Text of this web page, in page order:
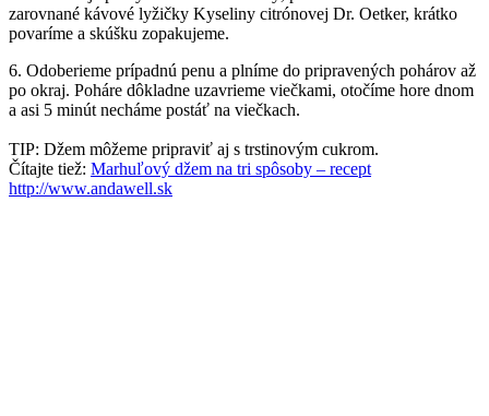
zarovnané kávové lyžičky Kyseliny citrónovej Dr. Oetker, krátko
povaríme a skúšku zopakujeme.
6. Odoberieme prípadnú penu a plníme do pripravených pohárov až
po okraj. Poháre dôkladne uzavrieme viečkami, otočíme hore dnom
a asi 5 minút necháme postáť na viečkach.
TIP: Džem môžeme pripraviť aj s trstinovým cukrom.
Čítajte tiež: Marhuľový džem na tri spôsoby – recept
http://www.andawell.sk